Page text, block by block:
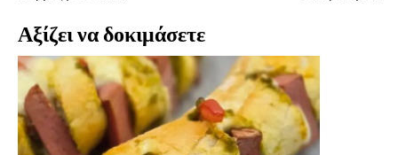
Αξίζει να δοκιμάσετε